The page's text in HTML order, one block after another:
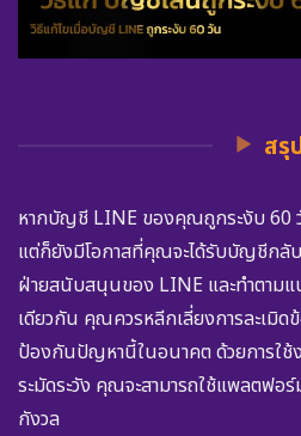
สรุ
หากบัญชี LINE ของคุณถูกระงับ 60
แต่ก็ยังมีโอกาสที่คุณจะได้รับบัญชีกลั
ฝ่ายสนับสนุนของ LINE และทำตาม
เดียวกัน คุณควรหลีกเลี่ยงการละเมิ
ป้องกันปัญหานี้ในอนาคต ด้วยการใช้
ระมัดระวัง คุณจะสามารถใช้แพลตฟอ
กังวล